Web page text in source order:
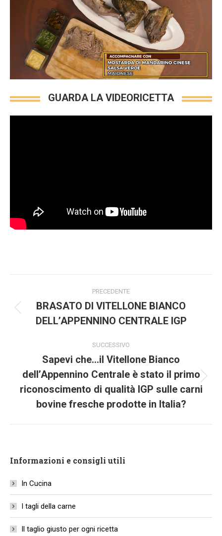
GUARDA LA VIDEORICETTA
navigation
PRECEDENTE
project:
BRASATO DI VITELLONE BIANCO
DELL’APPENNINO CENTRALE IGP
SUCCESSIVO
project:
Sapevi che…il Vitellone Bianco
dell’Appennino Centrale è stato il primo
riconoscimento di qualità IGP sulle carni
bovine fresche prodotte in Italia?
Informazioni e consigli utili
In Cucina
I tagli della carne
Il taglio giusto per ogni ricetta